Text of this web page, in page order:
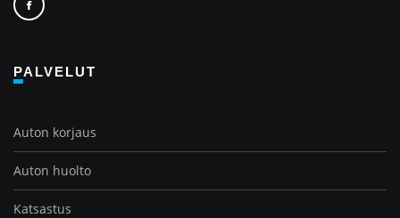
PALVELUT
Auton korjaus
Auton huolto
Katsastus